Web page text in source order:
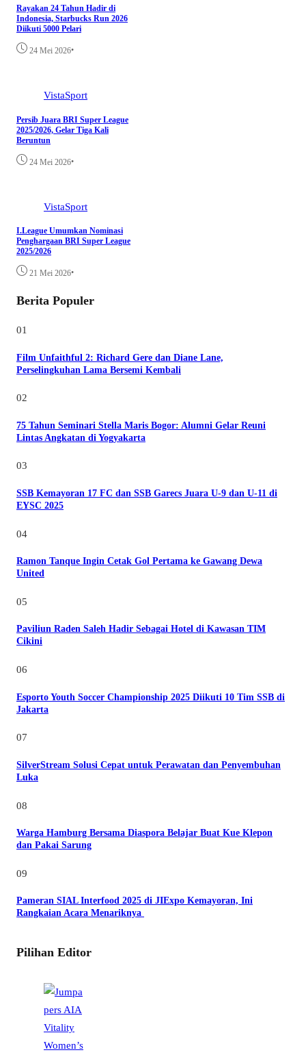
Rayakan 24 Tahun Hadir di
Indonesia, Starbucks Run 2026
Diikuti 5000 Pelari
24 Mei 2026•
VistaSport
Persib Juara BRI Super League
2025/2026, Gelar Tiga Kali
Beruntun
24 Mei 2026•
VistaSport
I.League Umumkan Nominasi
Penghargaan BRI Super League
2025/2026
21 Mei 2026•
Berita Populer
01
Film Unfaithful 2: Richard Gere dan Diane Lane,
Perselingkuhan Lama Bersemi Kembali
02
75 Tahun Seminari Stella Maris Bogor: Alumni Gelar Reuni
Lintas Angkatan di Yogyakarta
03
SSB Kemayoran 17 FC dan SSB Garecs Juara U-9 dan U-11 di
EYSC 2025
04
Ramon Tanque Ingin Cetak Gol Pertama ke Gawang Dewa
United
05
Paviliun Raden Saleh Hadir Sebagai Hotel di Kawasan TIM
Cikini
06
Esporto Youth Soccer Championship 2025 Diikuti 10 Tim SSB di
Jakarta
07
SilverStream Solusi Cepat untuk Perawatan dan Penyembuhan
Luka
08
Warga Hamburg Bersama Diaspora Belajar Buat Kue Klepon
dan Pakai Sarung
09
Pameran SIAL Interfood 2025 di JIExpo Kemayoran, Ini
Rangkaian Acara Menariknya
Pilihan Editor